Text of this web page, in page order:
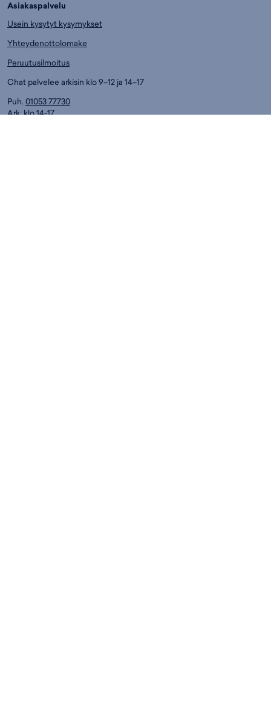
Asiakaspalvelu
Usein kysytyt kysymykset
Yhteydenottolomake
Peruutusilmoitus
Chat palvelee arkisin klo 9–12 ja 14–17
Puh. 01053 77730
Ark. klo 14-17